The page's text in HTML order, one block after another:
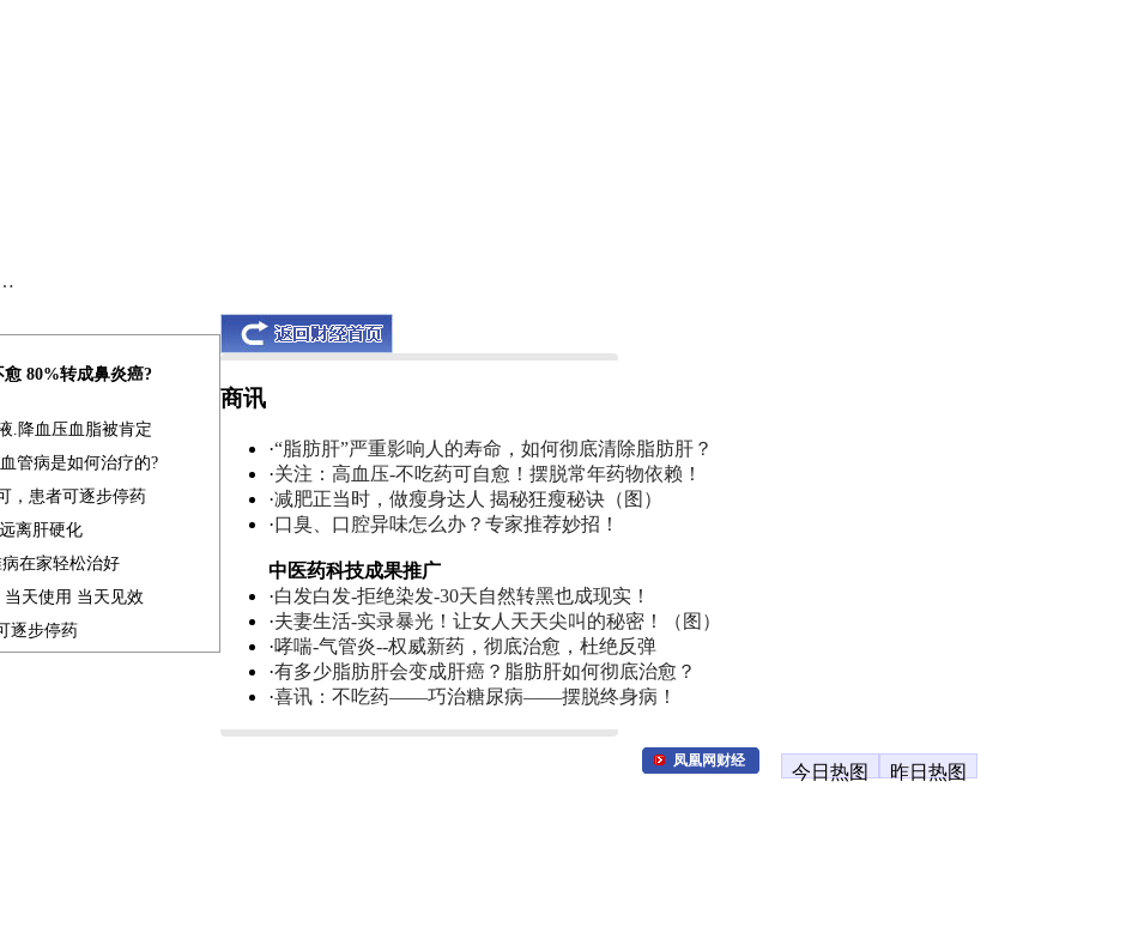
80%转成鼻炎癌?
.降血压血脂被肯定
管病是如何治疗的?
，患者可逐步停药
离肝硬化
在家轻松治好
天使用 当天见效
逐步停药
商讯
·“脂肪肝”严重影响人的寿命，如何彻底清除脂肪肝？
·关注：高血压-不吃药可自愈！摆脱常年药物依赖！
·减肥正当时，做瘦身达人 揭秘狂瘦秘诀（图）
·口臭、口腔异味怎么办？专家推荐妙招！
中医药科技成果推广
·白发白发-拒绝染发-30天自然转黑也成现实！
·夫妻生活-实录暴光！让女人天天尖叫的秘密！（图）
·哮喘-气管炎--权威新药，彻底治愈，杜绝反弹
·有多少脂肪肝会变成肝癌？脂肪肝如何彻底治愈？
·喜讯：不吃药——巧治糖尿病——摆脱终身病！
凤凰网财经
今日热图 昨日热图